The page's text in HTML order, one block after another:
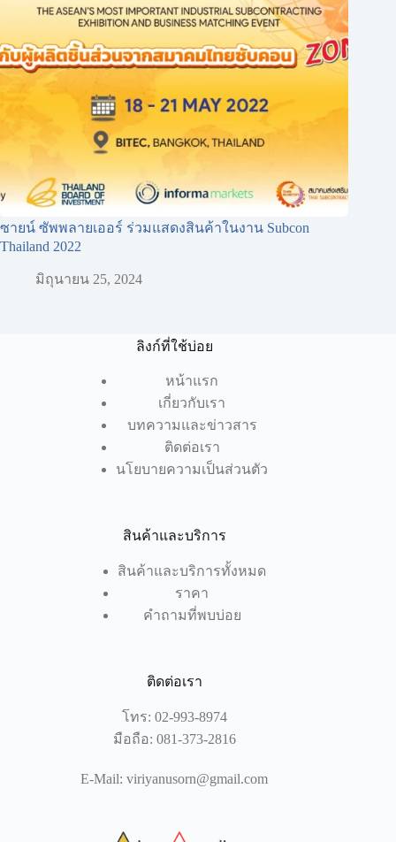
ซายน์ ซัพพลายเออร์ ร่วมแสดงสินค้าในงาน Subcon
Thailand 2022
มิถุนายน 25, 2024
ลิงก์ที่ใช้บ่อย
หน้าแรก
เกี่ยวกับเรา
บทความและข่าวสาร
ติดต่อเรา
นโยบายความเป็นส่วนตัว
สินค้าและบริการ
สินค้าและบริการทั้งหมด
ราคา
คำถามที่พบบ่อย
ติดต่อเรา
โทร: 02-993-8974
มือถือ: 081-373-2816
E-Mail:viriyanusorn@gmail.com